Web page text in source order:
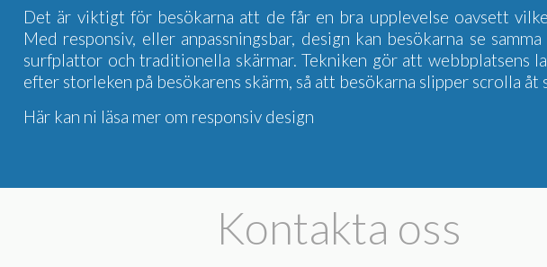
Det är viktigt för besökarna att de får en bra upplevelse oavsett
Med responsiv, eller anpassningsbar, design kan besökarna se
surfplattor och traditionella skärmar. Tekniken gör att webbplatsens
efter storleken på besökarens skärm, så att besökarna slipper scrolla
Här kan ni läsa mer om responsiv design
Kontakta oss